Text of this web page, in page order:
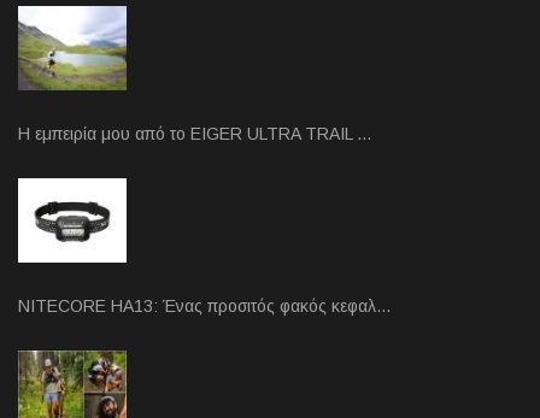
Η εμπειρία μου από το EIGER ULTRA TRAIL …
NITECORE HA13: Ένας προσιτός φακός κεφαλ…